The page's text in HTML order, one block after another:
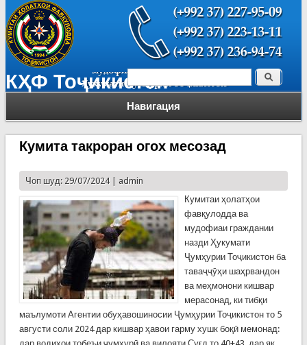
КҲФ Тоҷикистон
Навигация
Форма поиска Поиск
Кумита такроран огох месозад
Чоп шуд: 29/07/2024 | admin
Кумитаи ҳолатҳои
фавқулодда ва
мудофиаи граждании
назди Ҳукумати
Ҷумҳурии Тоҷикистон ба
таваҷҷӯҳи шаҳрвандон
ва меҳмонони кишвар
мерасонад, ки тибқи
маълумоти Агентии обуҳавошиносии Ҷумҳурии Тоҷикистон то 5
августи соли 2024 дар кишвар ҳавои гарму хушк боқӣ мемонад: